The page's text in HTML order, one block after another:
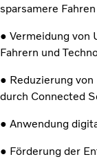
sparsamere
● Vermeidung von
Fahrern und
● Reduzierung
durch Connected
● Anwendung
● Förderung der